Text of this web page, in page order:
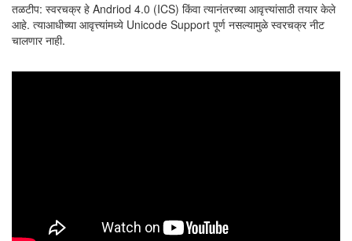
तळटीप: स्वरचक्र हे Andriod 4.0 (ICS) किंवा त्यानंतरच्या आवृत्त्यांसाठी तयार केले
आहे. त्याआधीच्या आवृत्त्यांमध्ये Unicode Support पूर्ण नसल्यामुळे स्वरचक्र नीट
चालणार नाही.